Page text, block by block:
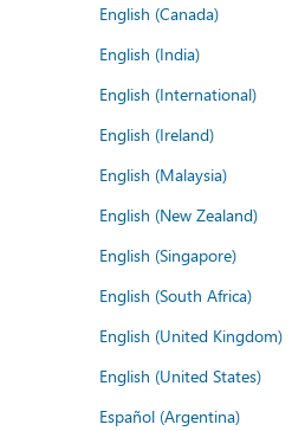
English (Canada)
English (India)
English (International)
English (Ireland)
English (Malaysia)
English (New Zealand)
English (Singapore)
English (South Africa)
English (United Kingdom)
English (United States)
Español (Argentina)